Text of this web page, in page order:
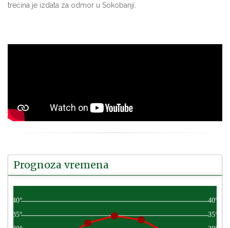
trećina je izdata za odmor u Sokobanji.
Prognoza vremena